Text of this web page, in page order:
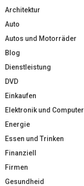
Architektur
Auto
Autos und Motorräder
Blog
Dienstleistung
DVD
Einkaufen
Elektronik und Computer
Energie
Essen und Trinken
Finanziell
Firmen
Gesundheid